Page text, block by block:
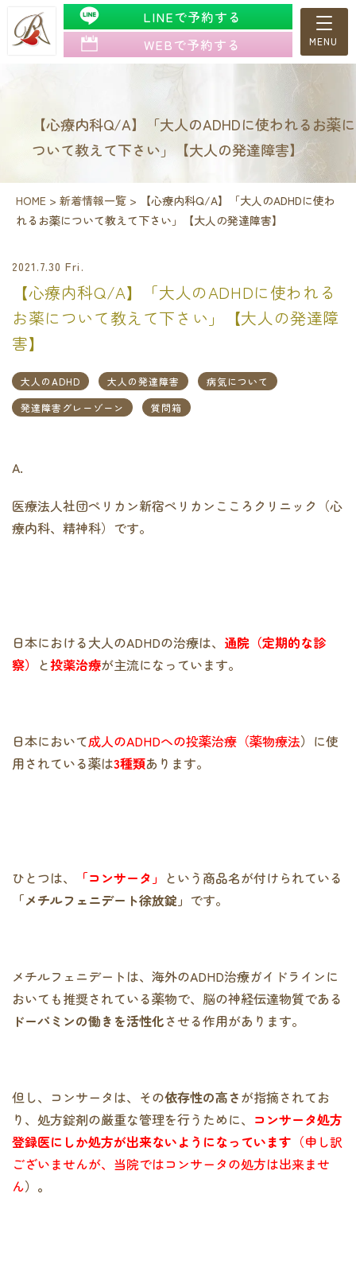
LINEで予約する
WEBで予約する
【心療内科Q/A】「大人のADHDに使われるお薬に
ついて教えて下さい」【大人の発達障害】
HOME > 新着情報一覧 >
【心療内科Q/A】「大人のADHDに使わ
れるお薬について教えて下さい」【大人の発達障害】
2021.7.30 Fri.
【心療内科Q/A】「大人のADHDに使われる
お薬について教えて下さい」【大人の発達障
害】
大人のADHD 大人の発達障害
病気について
発達障害グレーゾーン
質問箱
A.
医療法人社団ペリカン新宿ペリカンこころクリニック（心
療内科、精神科）です。
日本における大人のADHDの治療は、 通院（定期的な診
察） と投薬治療が主流になっています。
日本において成人のADHDへの投薬治療（薬物療法） に使
用されている薬は3種類あります。
ひとつは、 「コンサータ」 という商品名が付けられている
「メチルフェニデート徐放錠」 です。
メチルフェニデートは、海外のADHD治療ガイドラインに
おいても推奨されている薬物で、脳の神経伝達物質である
ドーパミンの働きを活性化させる作用があります。
但し、コンサータは、その依存性の高さが指摘されてお
り、処方錠剤の厳重な管理を行うために、 コンサータ処方
登録医にしか処方が出来ないようになっています （申し訳
ございませんが、当院ではコンサータの処方は出来ませ
ん）。